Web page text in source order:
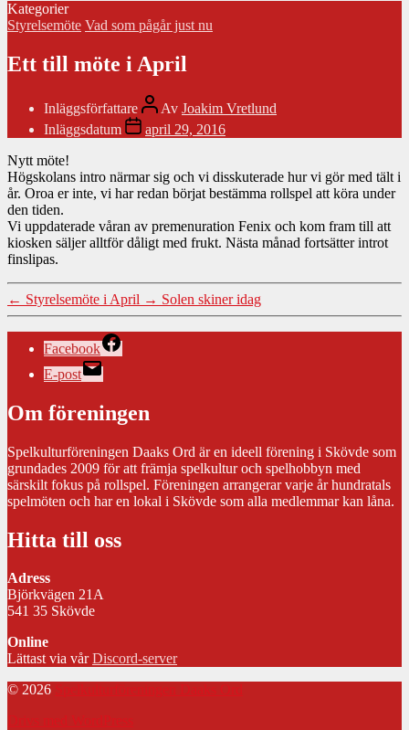
Kategorier
Styrelsemöte Vad som pågår just nu
Ett till möte i April
Inläggsförfattare Av Joakim Vretlund
Inläggsdatum
april 29, 2016
Nytt möte!
Högskolans intro närmar sig och vi disskuterade hur vi gör med tält i
år. Oroa er inte, vi har redan börjat bestämma rollspel att köra under
den tiden.
Vi uppdaterade våran av premenuration Fenix och kom fram till att
kiosken säljer alltför dåligt med frukt. Nästa månad fortsätter introt
finslipas.
← Styrelsemöte i April → Solen skiner idag
Facebook
E-post
Om föreningen
Spelkulturföreningen Daaks Ord är en ideell förening i Skövde som
grundades 2009 för att främja spelkultur och spelhobbyn med
särskilt fokus på rollspel. Föreningen arrangerar varje år hundratals
spelmöten och har en lokal i Skövde som alla medlemmar kan låna.
Hitta till oss
Adress
Björkvägen 21A
541 35 Skövde
Online
Lättast via vårDiscord-server
© 2026 Spelkulturföreningen Daaks Ord
Drivs med WordPress